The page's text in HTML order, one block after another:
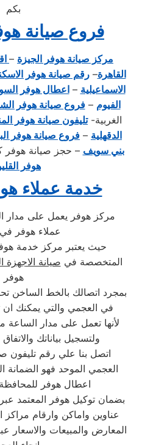
بكم
فروع صيانة
مركز صيانة هوفر الجيزة –
القاهرة–رقم صيانة هوفر
الاسماعيلية –اعطال هوفر
الفيوم –فروع صيانة هوفر
الغربية-تليفون صيانة هوفر
الدقهلية – فروع صيانة هوفر
بني سويف – حجز صيانة هوفر
هوفر
خدمة عملاء
عملاء هوفر
حيث يعتبر مركز خدمة
المتخصصة في صيانة الاجهزة
هوفر
بمجرد اتصالك بالخط الساخن
في العجمي والتي يمكنك
لأنها تعمل على مدار الساعة
ولتسجيل بياناتك
اتصل بنا علي رقم تليفون
العجمي الموحد فهو الضمانة
اعطال هوفر
بضمان توكيل هوفر المعتمد
عناوين واماكن وارقام مراكز
المعارض والمبيعات والاسعار